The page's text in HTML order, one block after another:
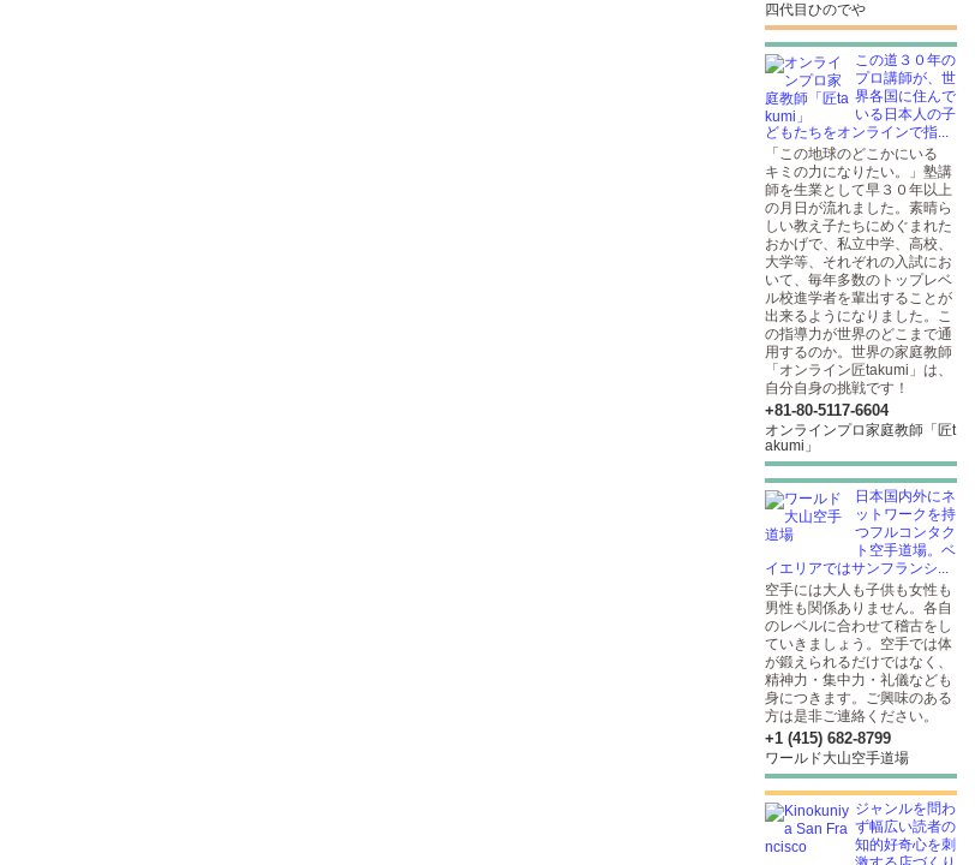
四代目ひのでや
この道３０年の
プロ講師が、世
界各国に住んで
いる日本人の子
どもたちをオンラインで指...
「この地球のどこかにいる
キミの力になりたい。」塾講
師を生業として早３０年以上
の月日が流れました。素晴ら
しい教え子たちにめぐまれた
おかげで、私立中学、高校、
大学等、それぞれの入試にお
いて、毎年多数のトップレベ
ル校進学者を輩出することが
出来るようになりました。こ
の指導力が世界のどこまで通
用するのか。世界の家庭教師
「オンライン匠takumi」は、
自分自身の挑戦です！
+81-80-5117-6604
オンラインプロ家庭教師「匠t
akumi」
日本国内外にネ
ットワークを持
つフルコンタク
ト空手道場。ベ
イエリアではサンフランシ...
空手には大人も子供も女性も
男性も関係ありません。各自
のレベルに合わせて稽古をし
ていきましょう。空手では体
が鍛えられるだけではなく、
精神力・集中力・礼儀なども
身につきます。ご興味のある
方は是非ご連絡ください。
+1 (415) 682-8799
ワールド大山空手道場
ジャンルを問わ
ず幅広い読者の
知的好奇心を刺